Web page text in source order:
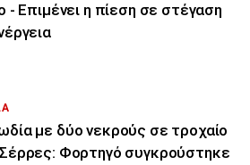
- Επιμένει η πίεση σε στέγαση
με δύο νεκρούς σε τροχαίο
Φορτηγό συγκρούστηκε